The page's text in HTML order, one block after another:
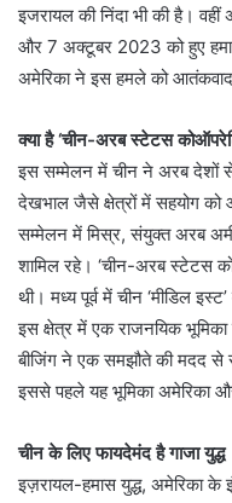
इजरायल की निंदा भी की है।
और 7 अक्टूबर 2023 को हुए
अमेरिका ने इस हमले को
क्या है ‘चीन-अरब स्टेटस
इस सम्मेलन में चीन ने अरब देशों से
देखभाल जैसे क्षेत्रों में सहयोग
सम्मेलन में मिस्र, संयुक्त अरब
शामिल रहे। ‘चीन-अरब स्टेटस
थी। मध्य पूर्व में चीन ‘मीडिल
इस क्षेत्र में एक राजनयिक
बीजिंग ने एक समझौते की मदद
इससे पहले यह भूमिका अमेरिका
चीन के लिए फायदेमंद है गाजा युद्ध
इज़रायल-हमास युद्ध, अमेरिका के